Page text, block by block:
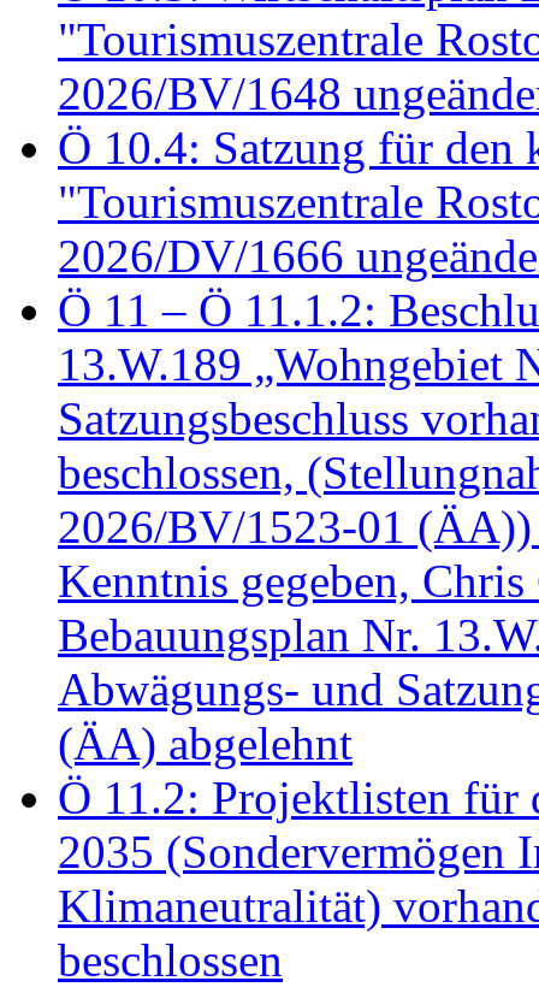
"Tourismuszentrale
2026/BV/1648
Ö 10.4: Satzung für den
"Tourismuszentrale
2026/DV/1666
Ö 11 – Ö 11.1.2:
13.W.189 „Wohngebiet
Satzungsbeschluss
beschlossen,
2026/BV/1523-01
Kenntnis gegeben,
Bebauungsplan Nr.
Abwägungs- und
(ÄA) abgelehnt
Ö 11.2: Projektlisten für
2035 (Sondervermögen
Klimaneutralität)
beschlossen